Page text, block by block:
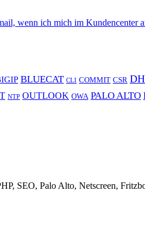
wenn ich mich im Kundencenter
BLUECAT CLI COMMIT CSR
NTP OUTLOOK OWA PALO ALTO
SEO, Palo Alto, Netscreen,